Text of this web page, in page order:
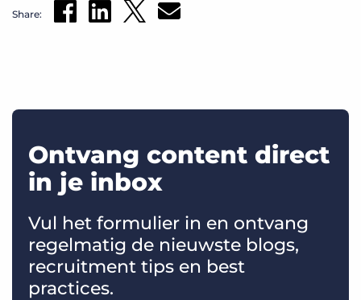
Share:
Ontvang content direct
in je inbox
Vul het formulier in en ontvang
regelmatig de nieuwste blogs,
recruitment tips en best
practices.